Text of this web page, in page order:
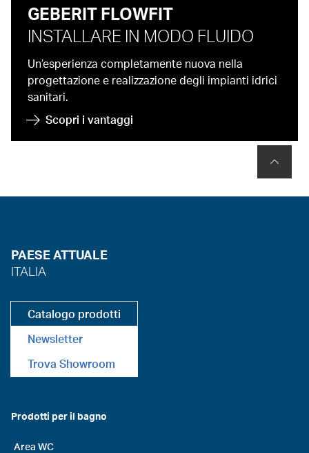
GEBERIT FLOWFIT
INSTALLARE IN MODO FLUIDO
Un’esperienza completamente nuova nella
progettazione e realizzazione degli impianti idrici
sanitari.
Scopri i vantaggi
PAESE ATTUALE
ITALIA
Catalogo prodotti
Newsletter
Trova Showroom
Prodotti per il bagno
Area WC